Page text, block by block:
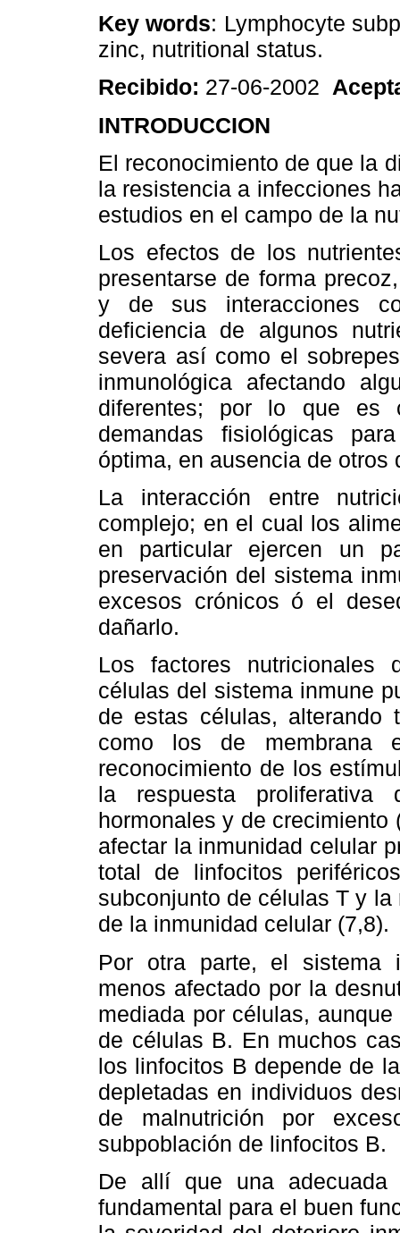
Key words: Lymphocyte
zinc, nutritional status.
Recibido: 27-06-2002
INTRODUCCION
El reconocimiento de que la
la resistencia a infecciones
estudios en el campo de la
Los efectos de los
presentarse de forma
y de sus interacciones
deficiencia de algunos
severa así como el
inmunológica afectando
diferentes; por lo que es
demandas fisiológicas
óptima, en ausencia de otros
La interacción entre
complejo; en el cual los
en particular ejercen un
preservación del sistema
excesos crónicos ó el
dañarlo.
Los factores nutricionales
células del sistema inmune
de estas células, alterando
como los de membrana
reconocimiento de los
la respuesta
hormonales y de crecimiento
afectar la inmunidad celular
total de linfocitos
subconjunto de células T y
de la inmunidad celular (7,8).
Por otra parte, el sistema
menos afectado por la
mediada por células,
de células B. En muchos
los linfocitos B depende de
depletadas en individuos
de malnutrición por
subpoblación de linfocitos B.
De allí que una
fundamental para el buen